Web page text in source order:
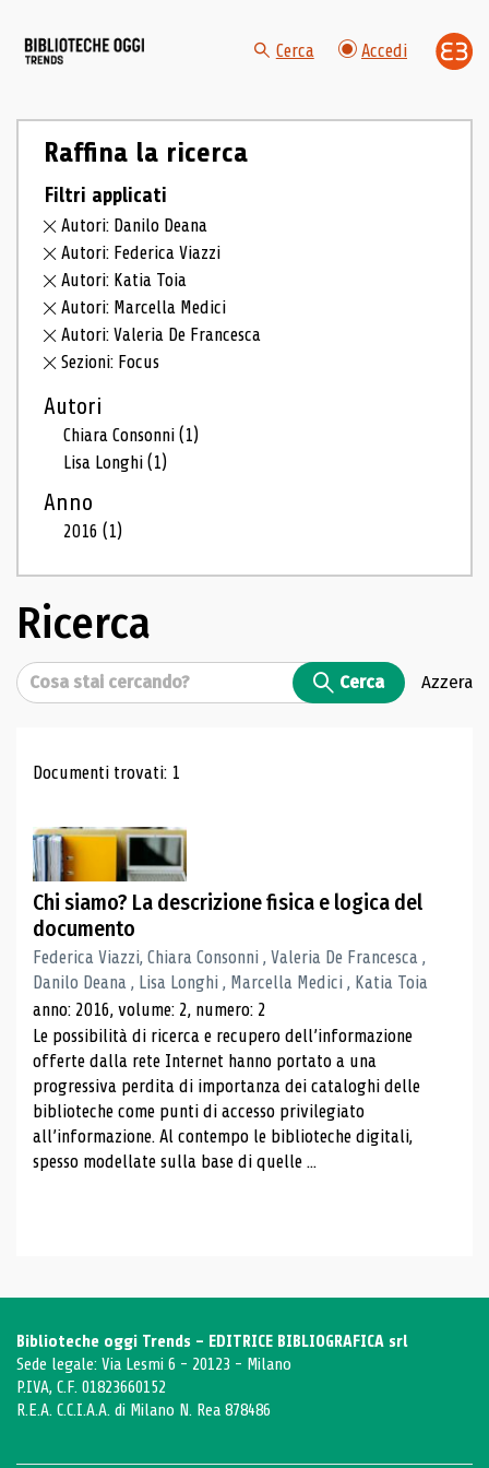
Cerca Accedi
Raffina la ricerca
Filtri applicati
Autori: Danilo Deana
Autori: Federica Viazzi
Autori: Katia Toia
Autori: Marcella Medici
Autori: Valeria De Francesca
Sezioni: Focus
Autori
Chiara Consonni(1)
Lisa Longhi(1)
Anno
2016(1)
Ricerca
Cerca Cerca Azzera
Risultati di ricerca
Documenti trovati: 1
Chi siamo? La descrizione fisica e logica del
documento
Federica Viazzi, Chiara Consonni , Valeria De Francesca ,
Danilo Deana , Lisa Longhi , Marcella Medici , Katia Toia
anno: 2016, volume: 2, numero: 2
Le possibilità di ricerca e recupero dell’informazione
offerte dalla rete Internet hanno portato a una
progressiva perdita di importanza dei cataloghi delle
biblioteche come punti di accesso privilegiato
all’informazione. Al contempo le biblioteche digitali,
spesso modellate sulla base di quelle ...
Biblioteche oggi Trends - EDITRICE BIBLIOGRAFICA srl
Sede legale: Via Lesmi 6 - 20123 - Milano
P.IVA, C.F. 01823660152
R.E.A. C.C.I.A.A. di Milano N. Rea 878486